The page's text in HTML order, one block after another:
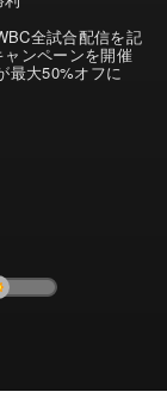
全試合配信を記
ンペーンを開催
最大50%オフに